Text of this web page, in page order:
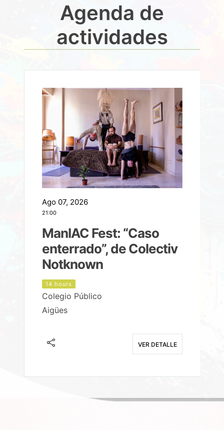
Agenda de
actividades
Ago 07, 2026
21:00
ManIAC Fest: “Caso
enterrado”, de Colectiv
Notknown
14 hours
Colegio Público
Aigües
VER DETALLE